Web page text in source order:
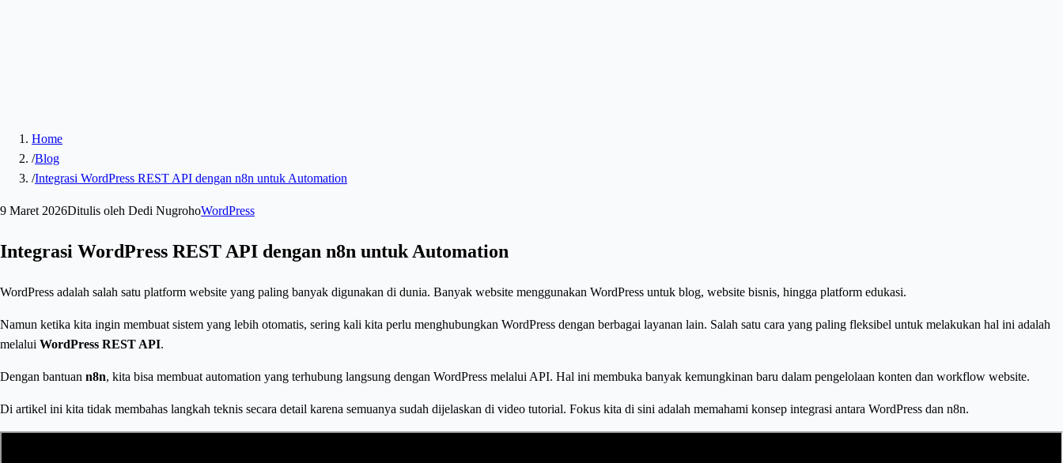
Home
/Blog
/Integrasi WordPress REST API dengan n8n untuk Automation
9 Maret 2026Ditulis oleh Dedi NugrohoWordPress
Integrasi WordPress REST API dengan n8n untuk Automation
WordPress adalah salah satu platform website yang paling banyak digunakan di dunia. Banyak website menggunakan WordPress untuk blog, website bisnis, hingga platform edukasi.
Namun ketika kita ingin membuat sistem yang lebih otomatis, sering kali kita perlu menghubungkan WordPress dengan berbagai layanan lain. Salah satu cara yang paling fleksibel untuk melakukan hal ini adalah
melalui WordPress REST API.
Dengan bantuan n8n, kita bisa membuat automation yang terhubung langsung dengan WordPress melalui API. Hal ini membuka banyak kemungkinan baru dalam pengelolaan konten dan workflow website.
Di artikel ini kita tidak membahas langkah teknis secara detail karena semuanya sudah dijelaskan di video tutorial. Fokus kita di sini adalah memahami konsep integrasi antara WordPress dan n8n.